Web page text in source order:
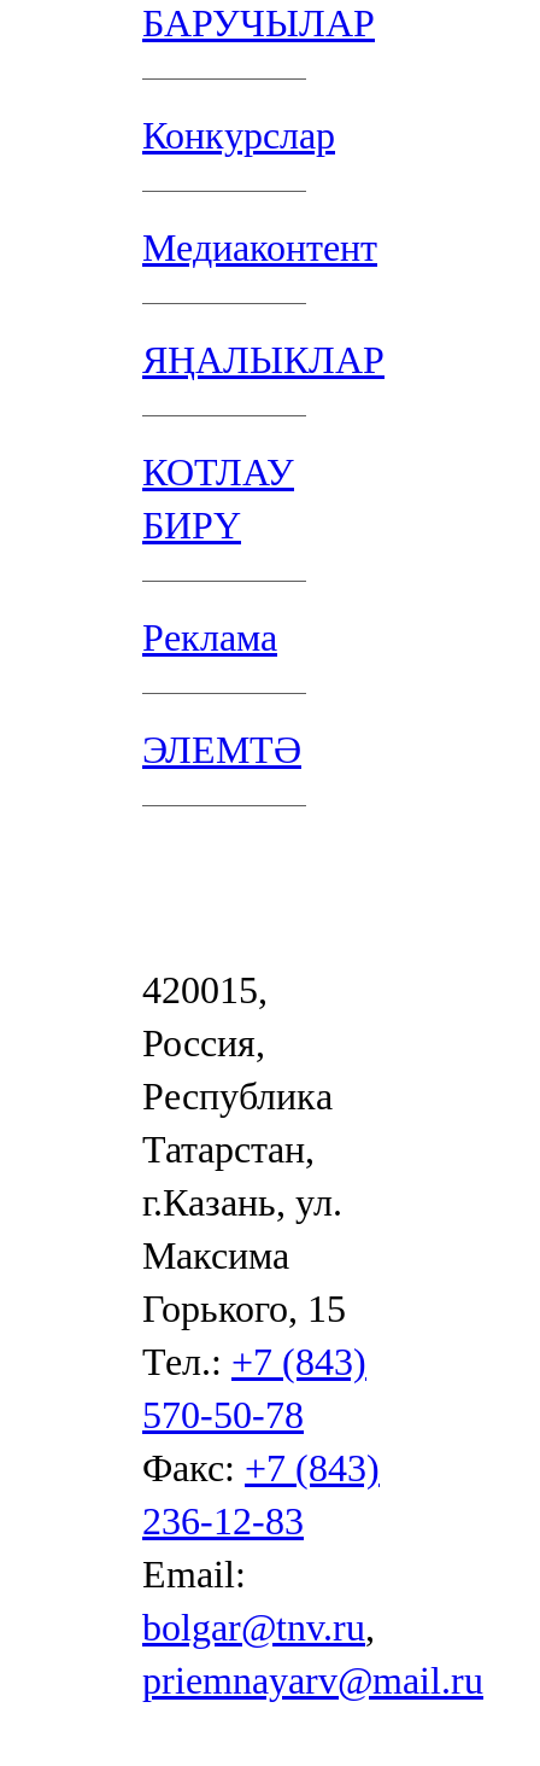
БАРУЧЫЛАР
Конкурслар
Медиаконтент
ЯҢАЛЫКЛАР
КОТЛАУ
БИРҮ
Реклама
ЭЛЕМТӘ
420015,
Россия,
Республика
Татарстан,
г.Казань, ул.
Максима
Горького, 15
Тел.: +7 (843)
570-50-78
Факс: +7 (843)
236-12-83
Email:
bolgar@tnv.ru,
priemnayarv@mail.ru